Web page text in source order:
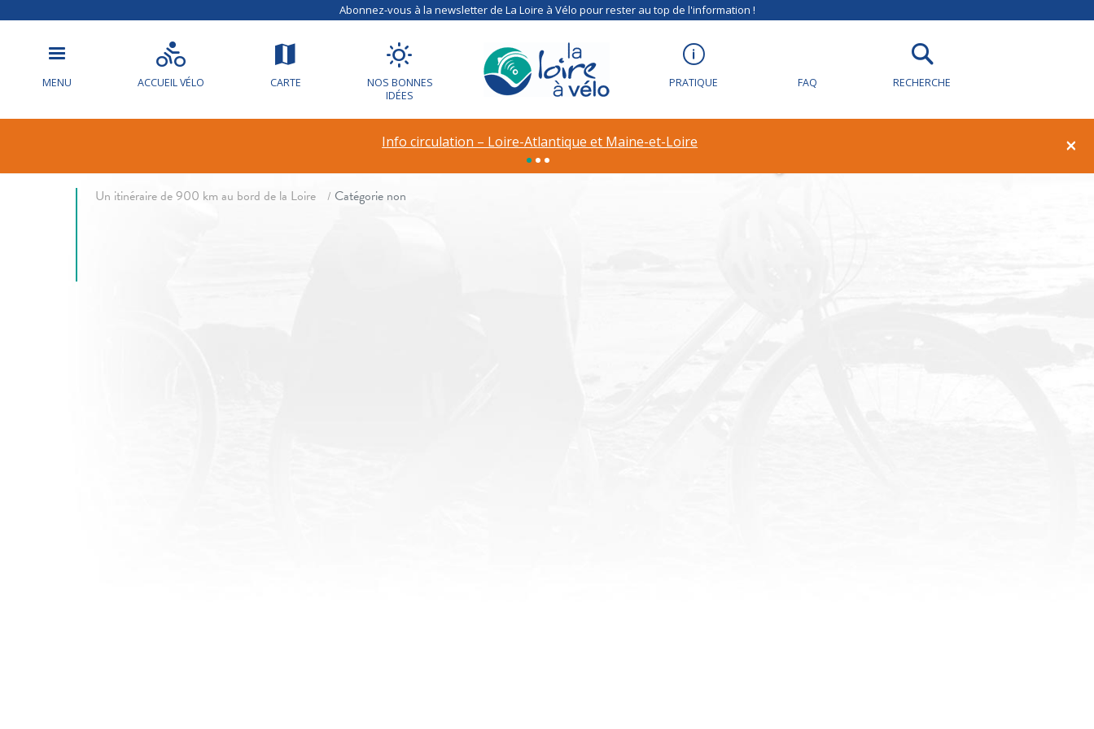
Abonnez-vous à la newsletter de La Loire à Vélo pour rester au top de l'information !
MENU ACCUEIL VÉLO CARTE
NOS BONNES
IDÉES
PRATIQUE FAQ RECHERCHE
×
Info circulation – Loire-Atlantique et Maine-et-Loire
Info circulation – Déviation à Rilly-sur-Loire
Un itinéraire de 900 km au bord de la Loire Catégorie non